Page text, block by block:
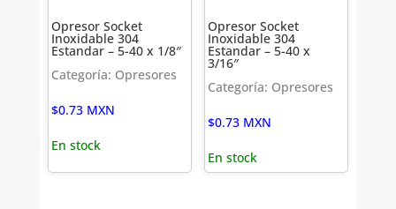
Opresor Socket
Inoxidable 304
Estandar – 5-40 x 1/8″
Categoría: Opresores
$0.73 MXN
En stock
Opresor Socket
Inoxidable 304
Estandar – 5-40 x
3/16″
Categoría: Opresores
$0.73 MXN
En stock